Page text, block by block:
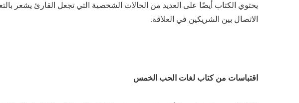
يحتوي الكتاب أيضًا على العديد من الحالات الشخصية التي تجعل القارئ يشعر
الاتصال بين الشريكين في العلاقة.
اقتباسات من كتاب لغات الحب الخمس